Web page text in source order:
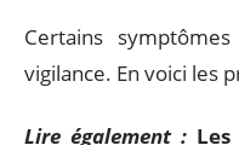
Certains
vigilance. En voici les
Lire également :